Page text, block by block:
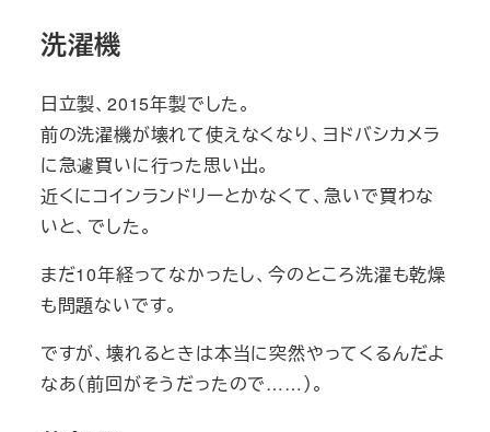
洗濯機
日立製、2015年製でした。
前の洗濯機が壊れて使えなくなり、ヨドバシカメラ
に急遽買いに行った思い出。
近くにコインランドリーとかなくて、急いで買わな
いと、でした。
まだ10年経ってなかったし、今のところ洗濯も乾燥
も問題ないです。
ですが、壊れるときは本当に突然やってくるんだよ
なあ（前回がそうだったので……）。